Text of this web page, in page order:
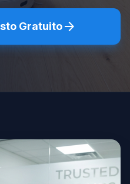
Gratuitoarrow_forward